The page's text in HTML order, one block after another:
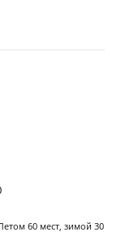
60 мест, зимой 30